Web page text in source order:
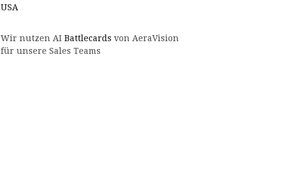
USA
Wir nutzen AI Battlecards von AeraVision
für unsere Sales Teams